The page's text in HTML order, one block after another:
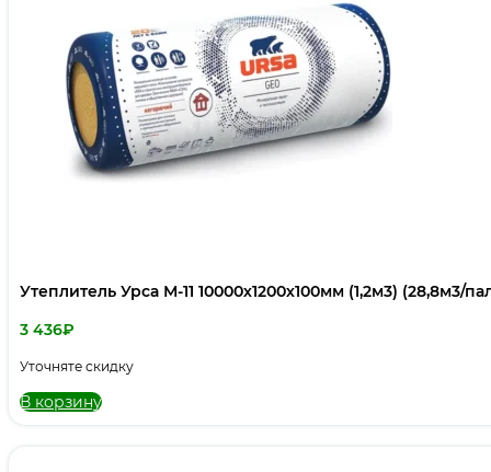
Утеплитель Урса М-11 10000х1200х100мм (1,2м3) (28,8м3/
3 436₽
Уточняте скидку
В корзину